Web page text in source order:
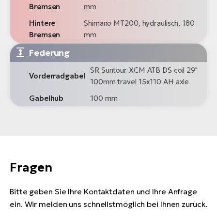
Bremsen
mm
Hintere
Bremsen
Shimano MT200, hydraulisch, 180
mm
Federung
Vorderradgabel
SR Suntour XCM ATB DS coil 29"
100mm travel 15x110 AH axle
Gabelhub
100 mm
Fragen
Bitte geben Sie Ihre Kontaktdaten und Ihre Anfrage
ein. Wir melden uns schnellstmöglich bei Ihnen zurück.